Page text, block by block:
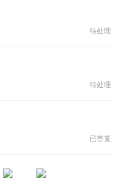
待处理
待处理
已答复